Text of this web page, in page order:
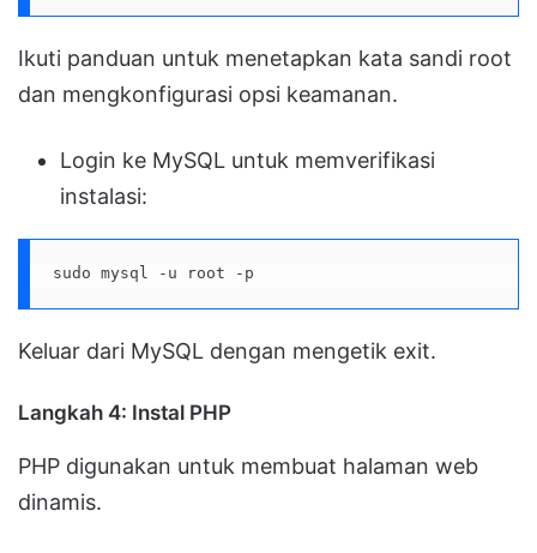
Ikuti panduan untuk menetapkan kata sandi root
dan mengkonfigurasi opsi keamanan.
Login ke MySQL untuk memverifikasi
instalasi:
sudo mysql -u root -p
Keluar dari MySQL dengan mengetik exit.
Langkah 4: Instal PHP
PHP digunakan untuk membuat halaman web
dinamis.